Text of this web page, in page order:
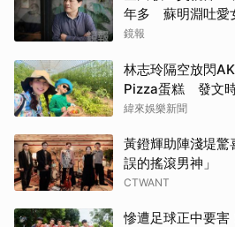
年多 蘇明淵吐愛
鏡報
林志玲隔空放閃
Pizza蛋糕 發文
緯來娛樂新聞
黃鐙輝助陣淺堤
誤的搖滾男神」
CTWANT
慘遭足球正中要害